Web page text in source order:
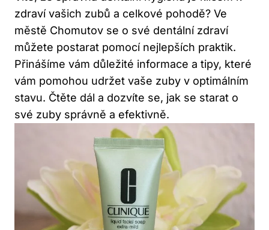
zdraví vašich zubů a celkové pohodě? Ve
městě Chomutov se o své dentální zdraví
můžete postarat pomocí nejlepších praktik.
Přinášíme vám důležité informace a tipy, které
vám pomohou udržet vaše zuby v optimálním
stavu. Čtěte dál a dozvíte se, jak se starat o
své zuby správně a efektivně.